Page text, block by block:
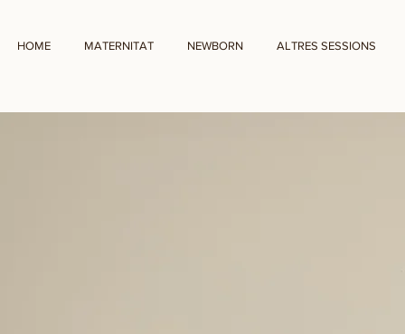
HOME MATERNITAT NEWBORN ALTRES SESSIONS